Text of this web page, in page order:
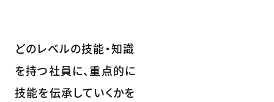
どのレベルの技能・知識
を持つ社員に、重点的に
技能を伝承していくかを